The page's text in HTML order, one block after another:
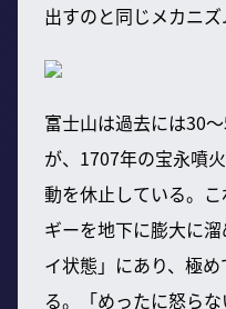
出すのと同じメカニズ
富士山は過去には30
が、1707年の宝永噴
動を休止している。
ギーを地下に膨大に
イ状態」にあり、極
る。「めったに怒ら